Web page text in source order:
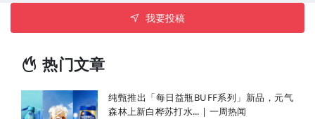
我要投稿
热门文章
纯甄推出「每日益瓶BUFF系列」新品，元气
森林上新白桦苏打水... | 一周热闻